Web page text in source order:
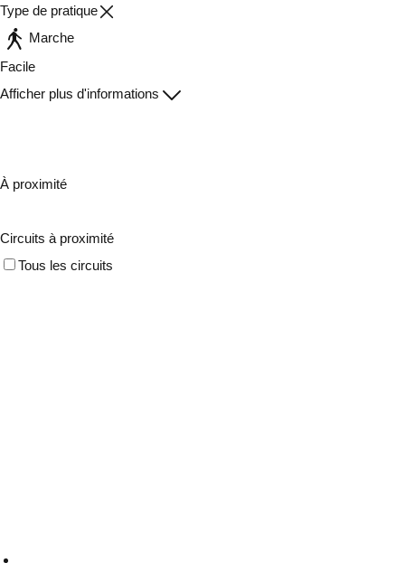
Type de pratique
Marche
Facile
Afficher plus d'informations
À proximité
Circuits à proximité
Tous les circuits